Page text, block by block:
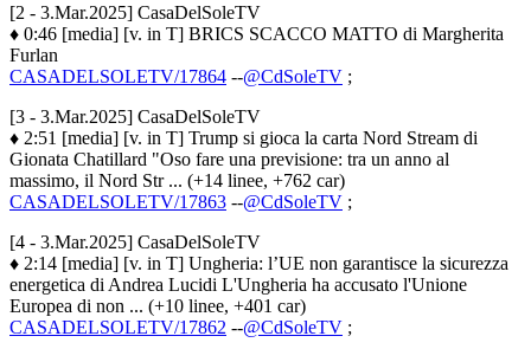
[2 - 3.Mar.2025] CasaDelSoleTV
♦ 0:46 [media] [v. in T] BRICS SCACCO MATTO di Margherita
Furlan
CASADELSOLETV/17864 --@CdSoleTV ;
[3 - 3.Mar.2025] CasaDelSoleTV
♦ 2:51 [media] [v. in T] Trump si gioca la carta Nord Stream di
Gionata Chatillard "Oso fare una previsione: tra un anno al
massimo, il Nord Str ... (+14 linee, +762 car)
CASADELSOLETV/17863 --@CdSoleTV ;
[4 - 3.Mar.2025] CasaDelSoleTV
♦ 2:14 [media] [v. in T] Ungheria: l’UE non garantisce la sicurezza
energetica di Andrea Lucidi L'Ungheria ha accusato l'Unione
Europea di non ... (+10 linee, +401 car)
CASADELSOLETV/17862 --@CdSoleTV ;